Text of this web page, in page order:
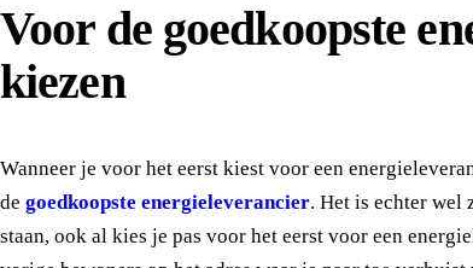
Voor de goedkoopste
kiezen
Wanneer je voor het eerst kiest voor een
de goedkoopste energieleverancier. Het is echter wel
staan, ook al kies je pas voor het eerst voor een